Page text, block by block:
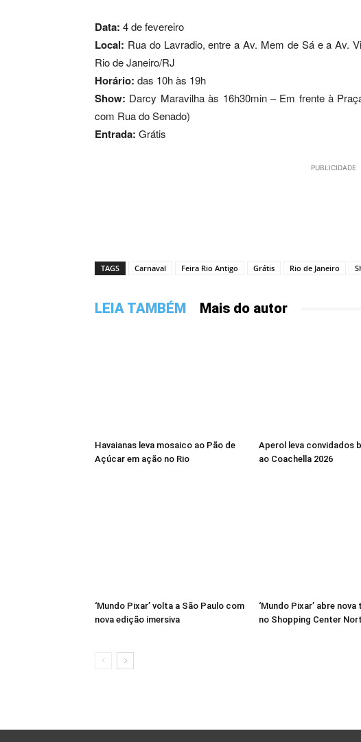
Data: 4 de fevereiro
Local: Rua do Lavradio, entre a Av. Mem de Sá e a Av.
Rio de Janeiro/RJ
Horário: das 10h às 19h
Show: Darcy Maravilha às 16h30min – Em frente à
com Rua do Senado)
Entrada: Grátis
PUBLICIDADE
TAGS Carnaval Feira Rio Antigo Grátis Rio de Janeiro
LEIA TAMBÉM Mais do autor
Havaianas leva mosaico ao Pão de
Açúcar em ação no Rio
Aperol leva convidados
ao Coachella 2026
‘Mundo Pixar’ volta a São Paulo com
nova edição imersiva
‘Mundo Pixar’ abre
no Shopping Center